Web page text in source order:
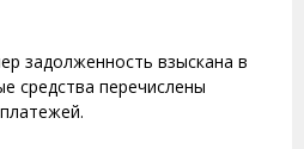
задолженность взыскана в
средства перечислены